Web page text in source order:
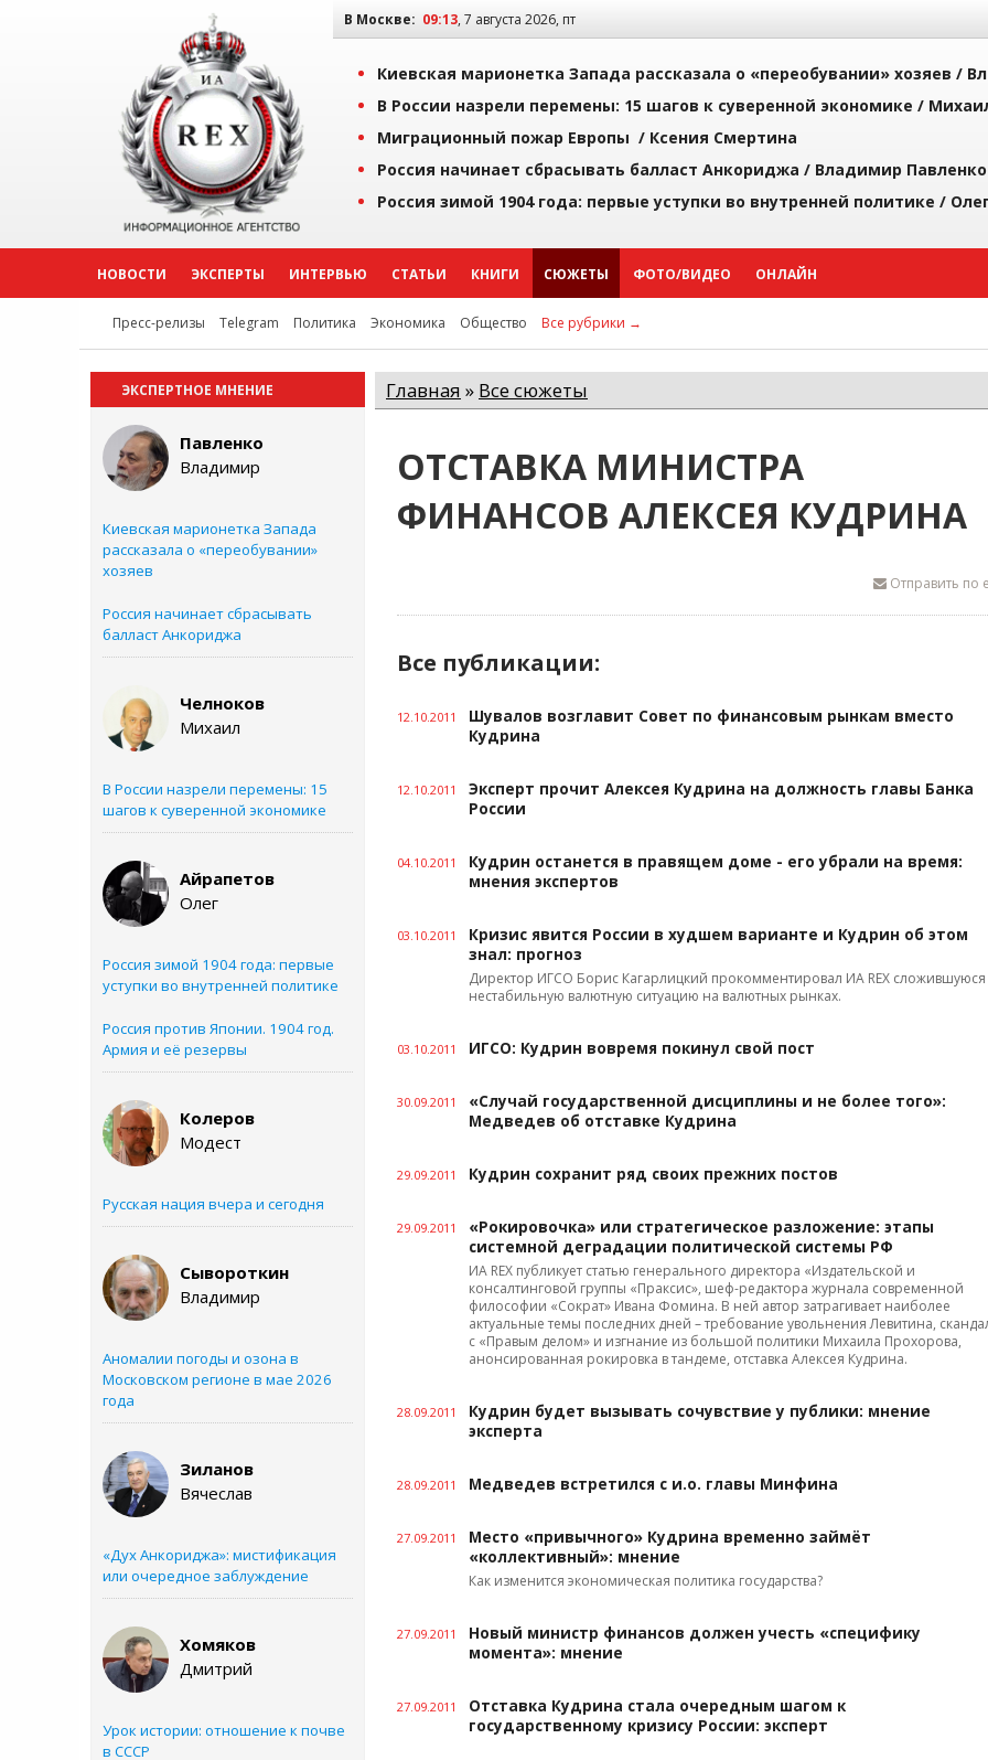
В Москве: 09:13, 7 августа 2026, пт
Киевская марионетка Запада рассказала о «переобувании» хозяев /
В России назрели перемены: 15 шагов к суверенной экономике /
Миграционный пожар Европы / Ксения Смертина
Россия начинает сбрасывать балласт Анкориджа / Владимир Павленко
Россия зимой 1904 года: первые уступки во внутренней политике /
НОВОСТИ ЭКСПЕРТЫ ИНТЕРВЬЮ СТАТЬИ КНИГИ СЮЖЕТЫ ФОТО/ВИДЕО ОНЛАЙН
Пресс-релизы Telegram Политика Экономика Общество Все рубрики →
ЭКСПЕРТНОЕ МНЕНИЕ
Павленко
Владимир
Киевская марионетка Запада
рассказала о «переобувании»
хозяев
Россия начинает сбрасывать
балласт Анкориджа
Челноков
Михаил
В России назрели перемены: 15
шагов к суверенной экономике
Айрапетов
Олег
Россия зимой 1904 года: первые
уступки во внутренней политике
Россия против Японии. 1904 год.
Армия и её резервы
Колеров
Модест
Русская нация вчера и сегодня
Сывороткин
Владимир
Аномалии погоды и озона в
Московском регионе в мае 2026
года
Зиланов
Вячеслав
«Дух Анкориджа»: мистификация
или очередное заблуждение
Хомяков
Дмитрий
Урок истории: отношение к почве
в СССР
Главная » Все сюжеты
ОТСТАВКА МИНИСТРА
ФИНАНСОВ АЛЕКСЕЯ КУДРИНА
Отправить по
Все публикации:
12.10.2011
Шувалов возглавит Совет по финансовым рынкам вместо
Кудрина
12.10.2011
Эксперт прочит Алексея Кудрина на должность главы Банка
России
04.10.2011
Кудрин останется в правящем доме - его убрали на время:
мнения экспертов
03.10.2011
Кризис явится России в худшем варианте и Кудрин об этом
знал: прогноз
Директор ИГСО Борис Кагарлицкий прокомментировал ИА REX сложившуюся
нестабильную валютную ситуацию на валютных рынках.
03.10.2011 ИГСО: Кудрин вовремя покинул свой пост
30.09.2011
«Случай государственной дисциплины и не более того»:
Медведев об отставке Кудрина
29.09.2011 Кудрин сохранит ряд своих прежних постов
29.09.2011
«Рокировочка» или стратегическое разложение: этапы
системной деградации политической системы РФ
ИА REX публикует статью генерального директора «Издательской и
консалтинговой группы «Праксис», шеф-редактора журнала современной
философии «Сократ» Ивана Фомина. В ней автор затрагивает наиболее
актуальные темы последних дней – требование увольнения Левитина,
с «Правым делом» и изгнание из большой политики Михаила Прохорова,
анонсированная рокировка в тандеме, отставка Алексея Кудрина.
28.09.2011
Кудрин будет вызывать сочувствие у публики: мнение
эксперта
28.09.2011 Медведев встретился с и.о. главы Минфина
27.09.2011
Место «привычного» Кудрина временно займёт
«коллективный»: мнение
Как изменится экономическая политика государства?
27.09.2011
Новый министр финансов должен учесть «специфику
момента»: мнение
27.09.2011
Отставка Кудрина стала очередным шагом к
государственному кризису России: эксперт